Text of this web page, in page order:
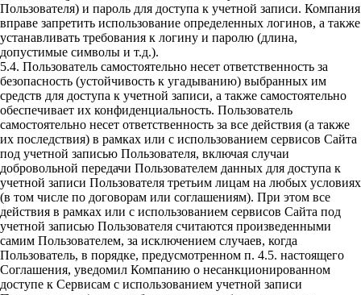
Пользователя) и пароль для доступа к учетной записи. Компания
вправе запретить использование определенных логинов, а также
устанавливать требования к логину и паролю (длина,
допустимые символы и т.д.).
5.4. Пользователь самостоятельно несет ответственность за
безопасность (устойчивость к угадыванию) выбранных им
средств для доступа к учетной записи, а также самостоятельно
обеспечивает их конфиденциальность. Пользователь
самостоятельно несет ответственность за все действия (а также
их последствия) в рамках или с использованием сервисов Сайта
под учетной записью Пользователя, включая случаи
добровольной передачи Пользователем данных для доступа к
учетной записи Пользователя третьим лицам на любых условиях
(в том числе по договорам или соглашениям). При этом все
действия в рамках или с использованием сервисов Сайта под
учетной записью Пользователя считаются произведенными
самим Пользователем, за исключением случаев, когда
Пользователь, в порядке, предусмотренном п. 4.5. настоящего
Соглашения, уведомил Компанию о несанкционированном
доступе к Сервисам с использованием учетной записи